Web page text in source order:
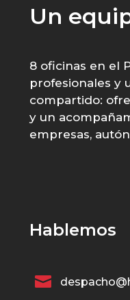
Un
8 oficinas en el
profesionales y
compartido:
y un
empresas,
Hablemos
